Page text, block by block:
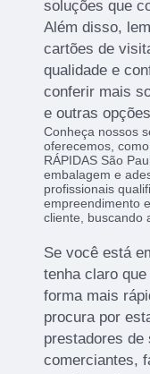
soluções que
Além disso,
cartões de
qualidade e
conferir mais
e outras
Conheça nossos
oferecemos,
RÁPIDAS São
embalagem e
profissionais
empreendimento
cliente, buscando
Se você está
tenha claro
forma mais
procura por
prestadores
comerciantes,